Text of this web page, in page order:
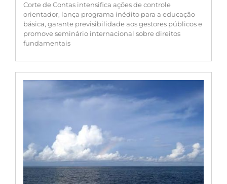
Corte de Contas intensifica ações de controle
orientador, lança programa inédito para a educação
básica, garante previsibilidade aos gestores públicos e
promove seminário internacional sobre direitos
fundamentais